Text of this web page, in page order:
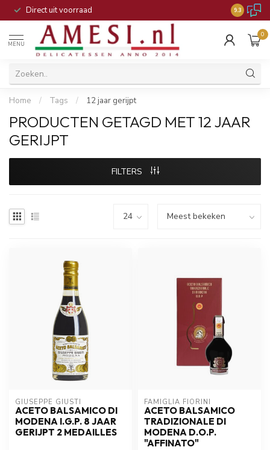
Direct uit voorraad 9.3
MENU
0
Home / Tags / 12 jaar gerijpt
PRODUCTEN GETAGD MET 12 JAAR
GERIJPT
FILTERS
GIUSEPPE GIUSTI
ACETO BALSAMICO DI
MODENA I.G.P. 8 JAAR
GERIJPT 2 MEDAILLES
FAMIGLIA FIORINI
ACETO BALSAMICO
TRADIZIONALE DI
MODENA D.O.P.
"AFFINATO"